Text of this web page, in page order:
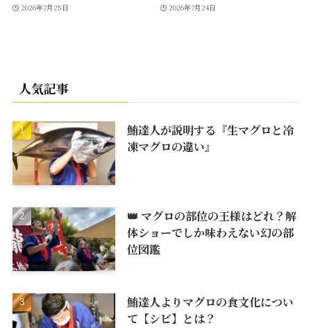
2026年7月25日 2026年7月24日
人気記事
鮪達人が説明する『生マグロと冷
凍マグロの違い』
👑 マグロの部位の王様はどれ？解
体ショーでしか味わえない幻の部
位図鑑
鮪達人よりマグロの食文化につい
て【シビ】とは？